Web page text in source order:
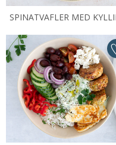
SPINATVAFLER MED